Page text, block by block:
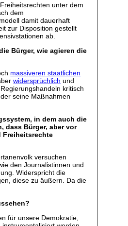
unter dem
dem
damit dauerhaft
zur Disposition gestellt
ab.
Bürger, wie agieren die
massiveren staatlichen
widersprüchlich und
kritisch
seine Maßnahmen
in dem auch die
dass Bürger, aber vor
Freiheitsrechte
versuchen
den Journalistinnen und
Widerspricht die
diese zu äußern. Da die
für unsere Demokratie,